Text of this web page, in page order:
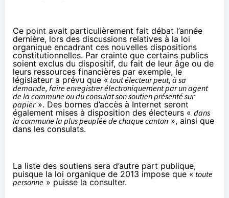
Ce point avait particulièrement fait débat l’année
dernière, lors des discussions relatives à la loi
organique encadrant ces nouvelles dispositions
constitutionnelles. Par crainte que certains publics
soient exclus du dispositif, du fait de leur âge ou de
leurs ressources financières par exemple, le
législateur a prévu que « tout électeur peut, à sa
demande, faire enregistrer électroniquement par un agent
de la commune ou du consulat son soutien présenté sur
papier». Des bornes d’accès à Internet seront
également mises à disposition des électeurs « dans
la commune la plus peuplée de chaque canton », ainsi que
dans les consulats.
La liste des soutiens sera d’autre part publique,
puisque la loi organique de 2013 impose que « toute
personne » puisse la consulter.